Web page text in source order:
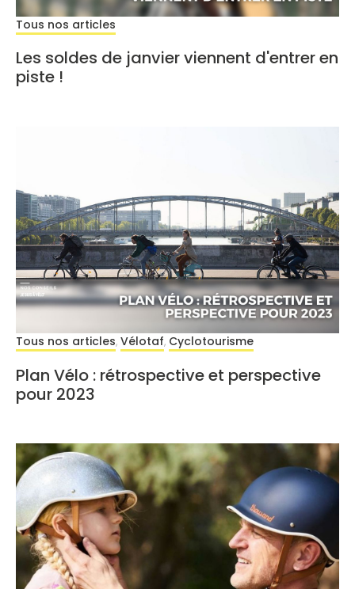
Tous nos articles
Les soldes de janvier viennent d'entrer en
piste !
Tous nos articles, Vélotaf, Cyclotourisme
Plan Vélo : rétrospective et perspective
pour 2023